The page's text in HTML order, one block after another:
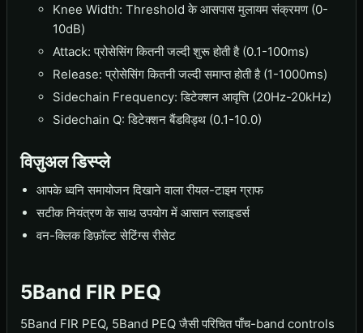
Knee Width: Threshold के आसपास मुलायम संक्रमण (0-
10dB)
Attack: प्रोसेसिंग कितनी जल्दी शुरू होती है (0.1-100ms)
Release: प्रोसेसिंग कितनी जल्दी समाप्त होती है (1-1000ms)
Sidechain Frequency: डिटेक्शन आवृत्ति (20Hz-20kHz)
Sidechain Q: डिटेक्शन बैंडविड्थ (0.1-10.0)
विज़ुअल डिस्प्ले
आपके ध्वनि समायोजन दिखाने वाला रीयल-टाइम ग्राफ
सटीक नियंत्रण के साथ उपयोग में आसान स्लाइडर्स
वन-क्लिक डिफ़ॉल्ट सेटिंग्स रीसेट
5Band FIR PEQ
5Band FIR PEQ, 5Band PEQ जैसी परिचित पाँच-band controls